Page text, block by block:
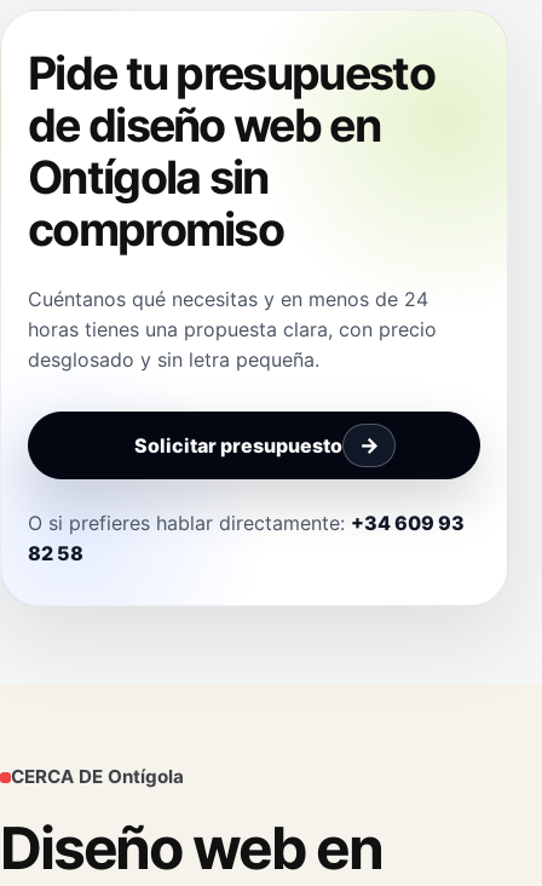
Pide tu presupuesto
de diseño web en
Ontígola sin
compromiso
Cuéntanos qué necesitas y en menos de 24
horas tienes una propuesta clara, con precio
desglosado y sin letra pequeña.
Solicitar presupuesto
O si prefieres hablar directamente: +34 609 93
82 58
CERCA DE Ontígola
Diseño web en